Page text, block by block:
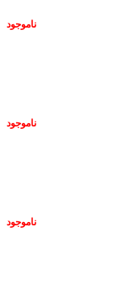
ناموجود
ناموجود
ناموجود